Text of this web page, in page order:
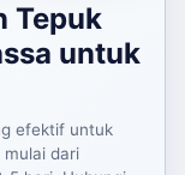
Tepuk
untuk
efektif untuk
dari